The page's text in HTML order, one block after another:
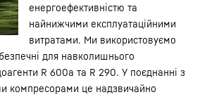
енергоефективністю та
найнижчими експлуатаційними
витратами. Ми використовуємо
для навколишнього
R 600a та R 290. У поєднанні з
компресорами це надзвичайно